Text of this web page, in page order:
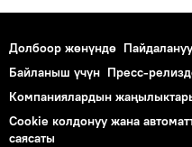
Долбоор жөнүндө
Байланыш үчүн Пресс-
Компаниялардын
Cookie колдонуу жана
саясаты